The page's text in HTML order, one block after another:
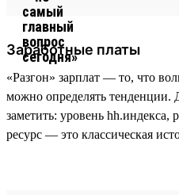
Заработные платы
«Разгон» зарплат — то, что
можно определять тенденции.
заметить: уровень
ресурс — это классическая